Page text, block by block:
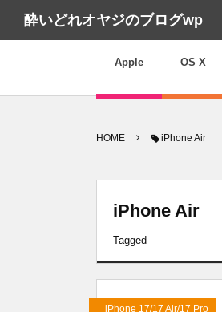
酔いどれオヤジのブログwp
Apple OS X
HOME iPhone Air
iPhone Air
Tagged
iPhone 17/17 Air/17 Pro